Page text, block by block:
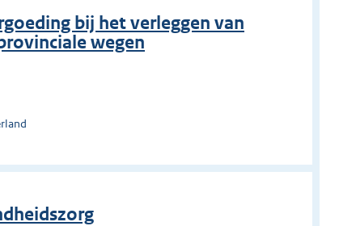
bij het verleggen van
wegen